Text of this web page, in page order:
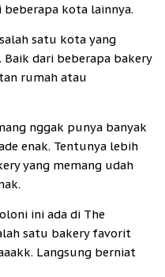
kota lainnya.
satu kota yang
dari beberapa bakery
rumah atau
nggak punya banyak
enak. Tentunya lebih
yang memang udah
ini ada di The
satu bakery favorit
Langsung berniat